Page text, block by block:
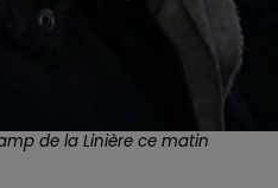
de la Linière ce matin